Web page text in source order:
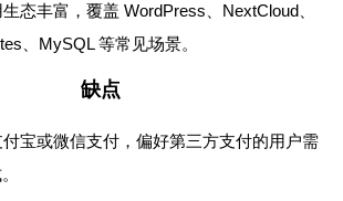
态丰富，覆盖 WordPress、NextCloud、
、MySQL 等常见场景。
缺点
宝或微信支付，偏好第三方支付的用户需